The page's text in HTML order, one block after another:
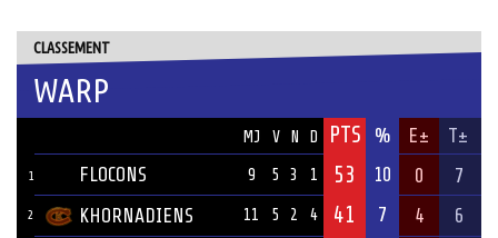
CLASSEMENT
WARP
MJ V N D PTS % E± T±
1 FLOCONS 9 5 3 1 53 10 0 7
2 KHORNADIENS 11 5 2 4 41 7 4 6